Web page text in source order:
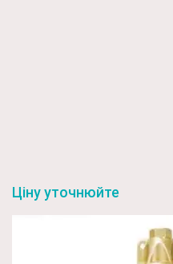
Ціну уточнюйте